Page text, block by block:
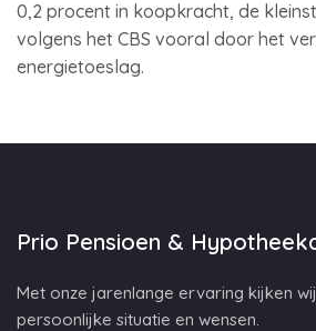
0,2 procent in koopkracht, de
volgens het CBS vooral door het
energietoeslag.
Prio Pensioen &
Met onze jarenlange ervaring kijken
persoonlijke situatie en wensen.